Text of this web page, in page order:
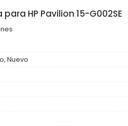
HP Pavilion 15-G002SE
Nuevo